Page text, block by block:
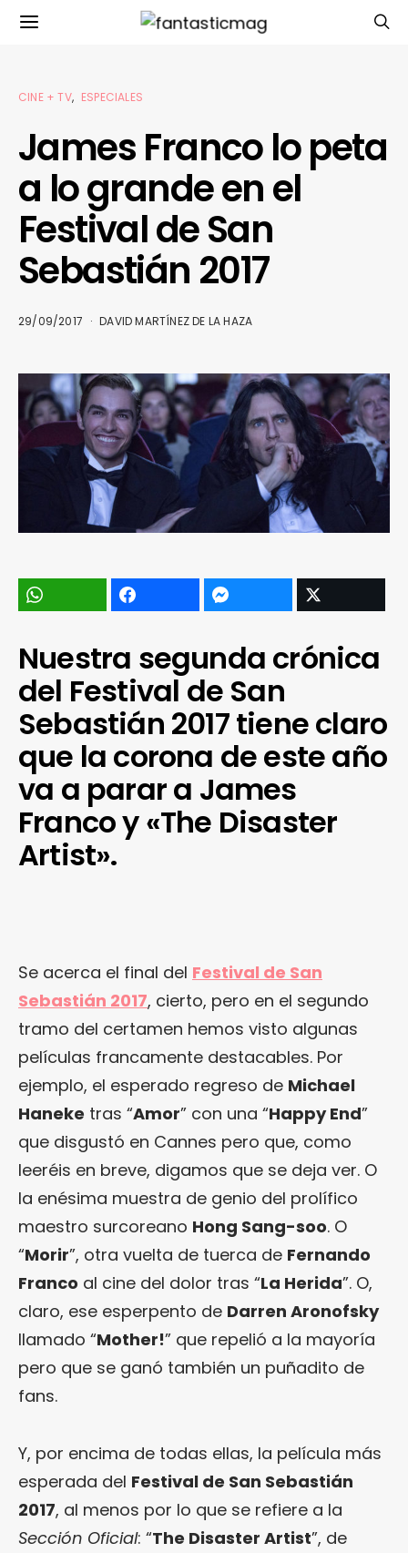
CINE + TV ESPECIALES
James Franco lo peta
a lo grande en el
Festival de San
Sebastián 2017
29/09/2017 DAVID MARTÍNEZ DE LA HAZA
Nuestra segunda crónica
del Festival de San
Sebastián 2017 tiene claro
que la corona de este año
va a parar a James
Franco y «The Disaster
Artist».
Se acerca el final del Festival de San
Sebastián 2017, cierto, pero en el segundo
tramo del certamen hemos visto algunas
películas francamente destacables. Por
ejemplo, el esperado regreso de Michael
Haneke tras “Amor” con una “Happy End”
que disgustó en Cannes pero que, como
leeréis en breve, digamos que se deja ver. O
la enésima muestra de genio del prolífico
maestro surcoreano Hong Sang-soo. O
“Morir”, otra vuelta de tuerca de Fernando
Franco al cine del dolor tras “La Herida”. O,
claro, ese esperpento de Darren Aronofsky
llamado “Mother!” que repelió a la mayoría
pero que se ganó también un puñadito de
fans.
Y, por encima de todas ellas, la película más
esperada del Festival de San Sebastián
2017, al menos por lo que se refiere a la
Sección Oficial: “The Disaster Artist”, de